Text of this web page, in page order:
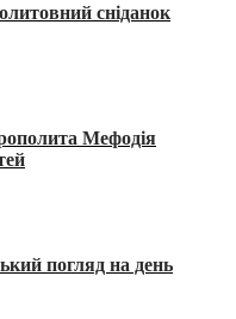
сніданок
Мефодія
погляд на день